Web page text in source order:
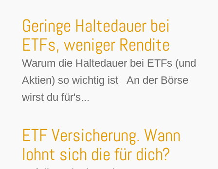
Geringe Haltedauer bei
ETFs, weniger Rendite
Warum die Haltedauer bei ETFs (und
Aktien) so wichtig ist An der Börse
wirst du für's...
ETF Versicherung. Wann
lohnt sich die für dich?